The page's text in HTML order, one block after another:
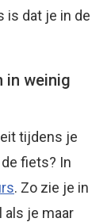
is dat je in de
in weinig
tijdens je
fiets? In
. Zo zie je in
als je maar